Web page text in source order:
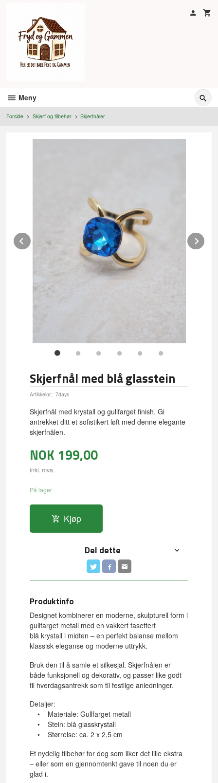
Meny
Forside Skjerf og tilbehør Skjerfnåler
Prev
Skjerfnål med blå glasstein
Artikkelnr.: 7days
Skjerfnål med krystall og gullfarget finish. Gi
antrekket ditt et sofistikert løft med denne elegante
skjerfnålen.
NOK 199,00
inkl. mva.
På lager
Kjøp
Del dette
Produktinfo
Designet kombinerer en moderne, skulpturell form i
gullfarget metall med en vakkert fasettert
blå krystall i midten – en perfekt balanse mellom
klassisk eleganse og moderne uttrykk.
Bruk den til å samle et silkesjal. Skjerfnålen er
både funksjonell og dekorativ, og passer like godt
til hverdagsantrekk som til festlige anledninger.
Detaljer:
• Materiale: Gullfarget metall
• Stein: blå glasskrystall
• Størrelse: ca. 2 x 2,5 cm
Et nydelig tilbehør for deg som liker det lille ekstra
– eller som en gjennomtenkt gave til noen du er
glad i.